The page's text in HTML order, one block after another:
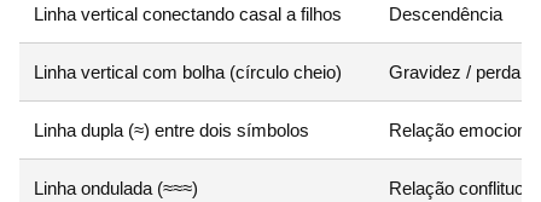
Linha vertical conectando casal a filhos Descendência
Linha vertical com bolha (círculo cheio) Gravidez / perda
Linha dupla (≈) entre dois símbolos Relação
Linha ondulada (≈≈≈) Relação